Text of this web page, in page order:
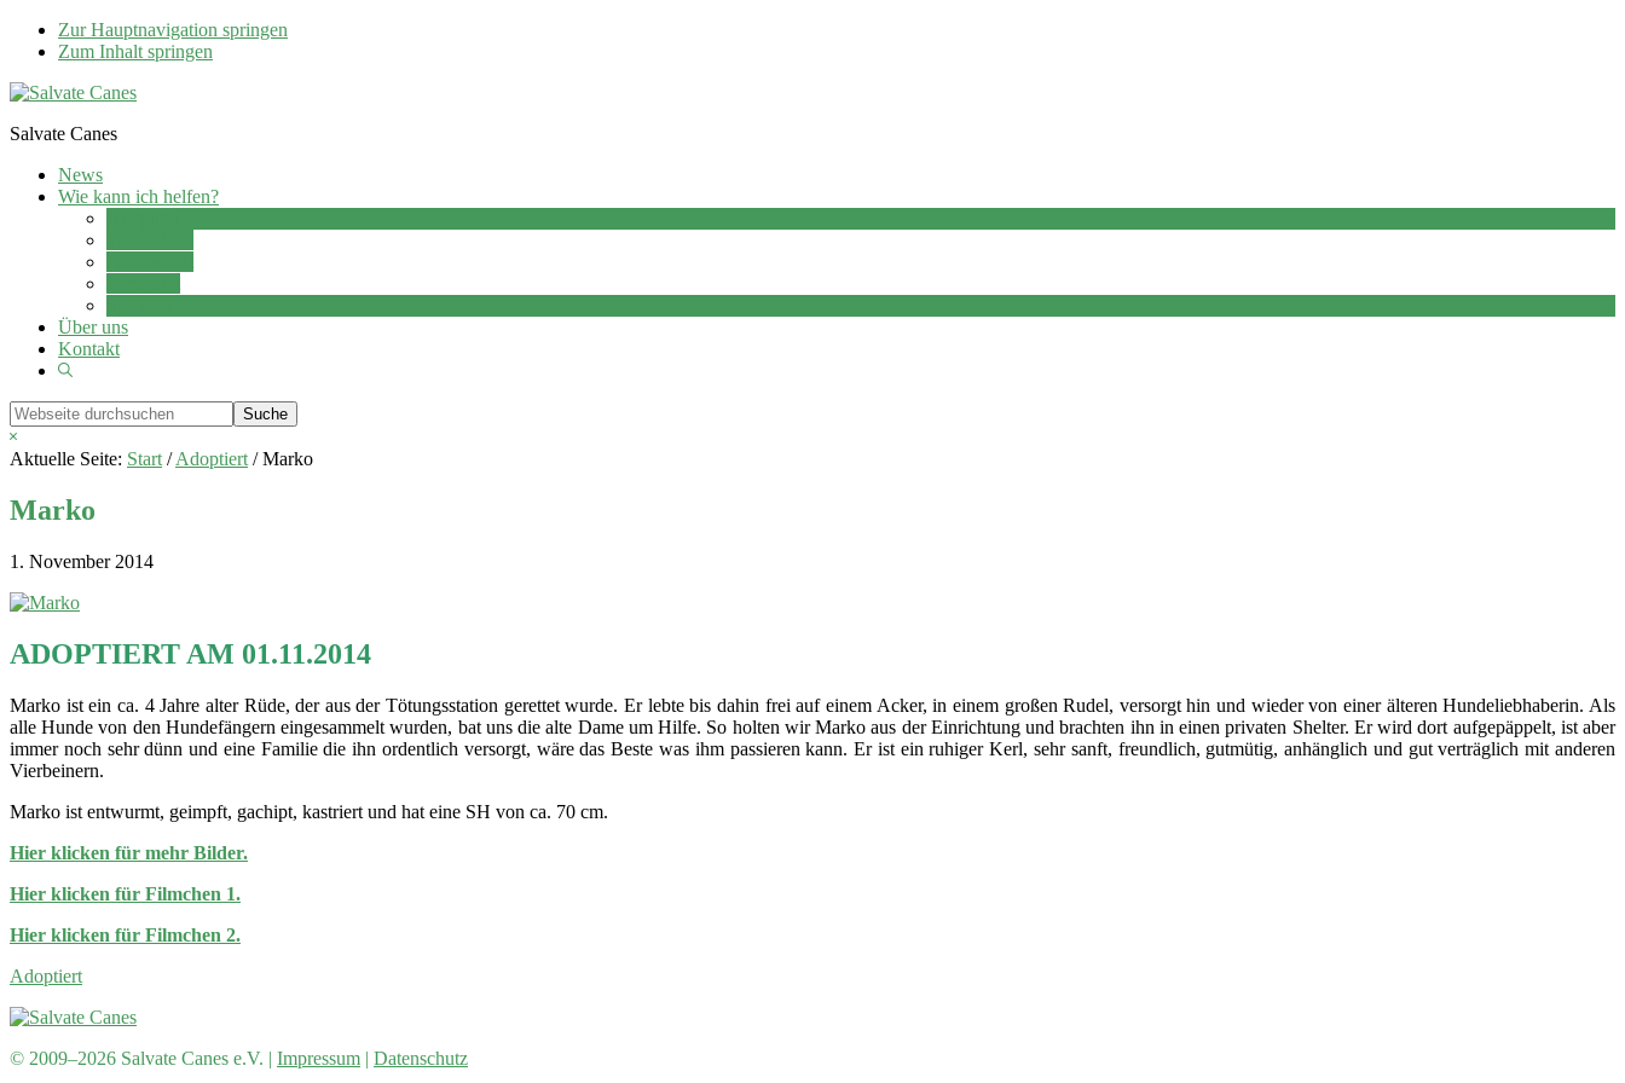
Zur Hauptnavigation springen
Zum Inhalt springen
Salvate Canes
News
Wie kann ich helfen?
Über uns
Kontakt
Show
Webseite
durchsuchen
Hide
Search
Aktuelle Seite: Start / Adoptiert /Marko
Marko
1. November 2014
ADOPTIERT AM 01.11.2014
Marko ist ein ca. 4 Jahre alter Rüde, der aus der Tötungsstation gerettet wurde. Er lebte bis dahin frei auf einem Acker, in einem großen Rudel, versorgt hin und wieder von einer älteren Hundeliebhaberin. Als
alle Hunde von den Hundefängern eingesammelt wurden, bat uns die alte Dame um Hilfe. So holten wir Marko aus der Einrichtung und brachten ihn in einen privaten Shelter. Er wird dort aufgepäppelt, ist aber
immer noch sehr dünn und eine Familie die ihn ordentlich versorgt, wäre das Beste was ihm passieren kann. Er ist ein ruhiger Kerl, sehr sanft, freundlich, gutmütig, anhänglich und gut verträglich mit anderen
Vierbeinern.
Marko ist entwurmt, geimpft, gachipt, kastriert und hat eine SH von ca. 70 cm.
Hier klicken für mehr Bilder.
Hier klicken für Filmchen 1.
Hier klicken für Filmchen 2.
Adoptiert
© 2009–2026 Salvate Canes e.V. | Impressum | Datenschutz